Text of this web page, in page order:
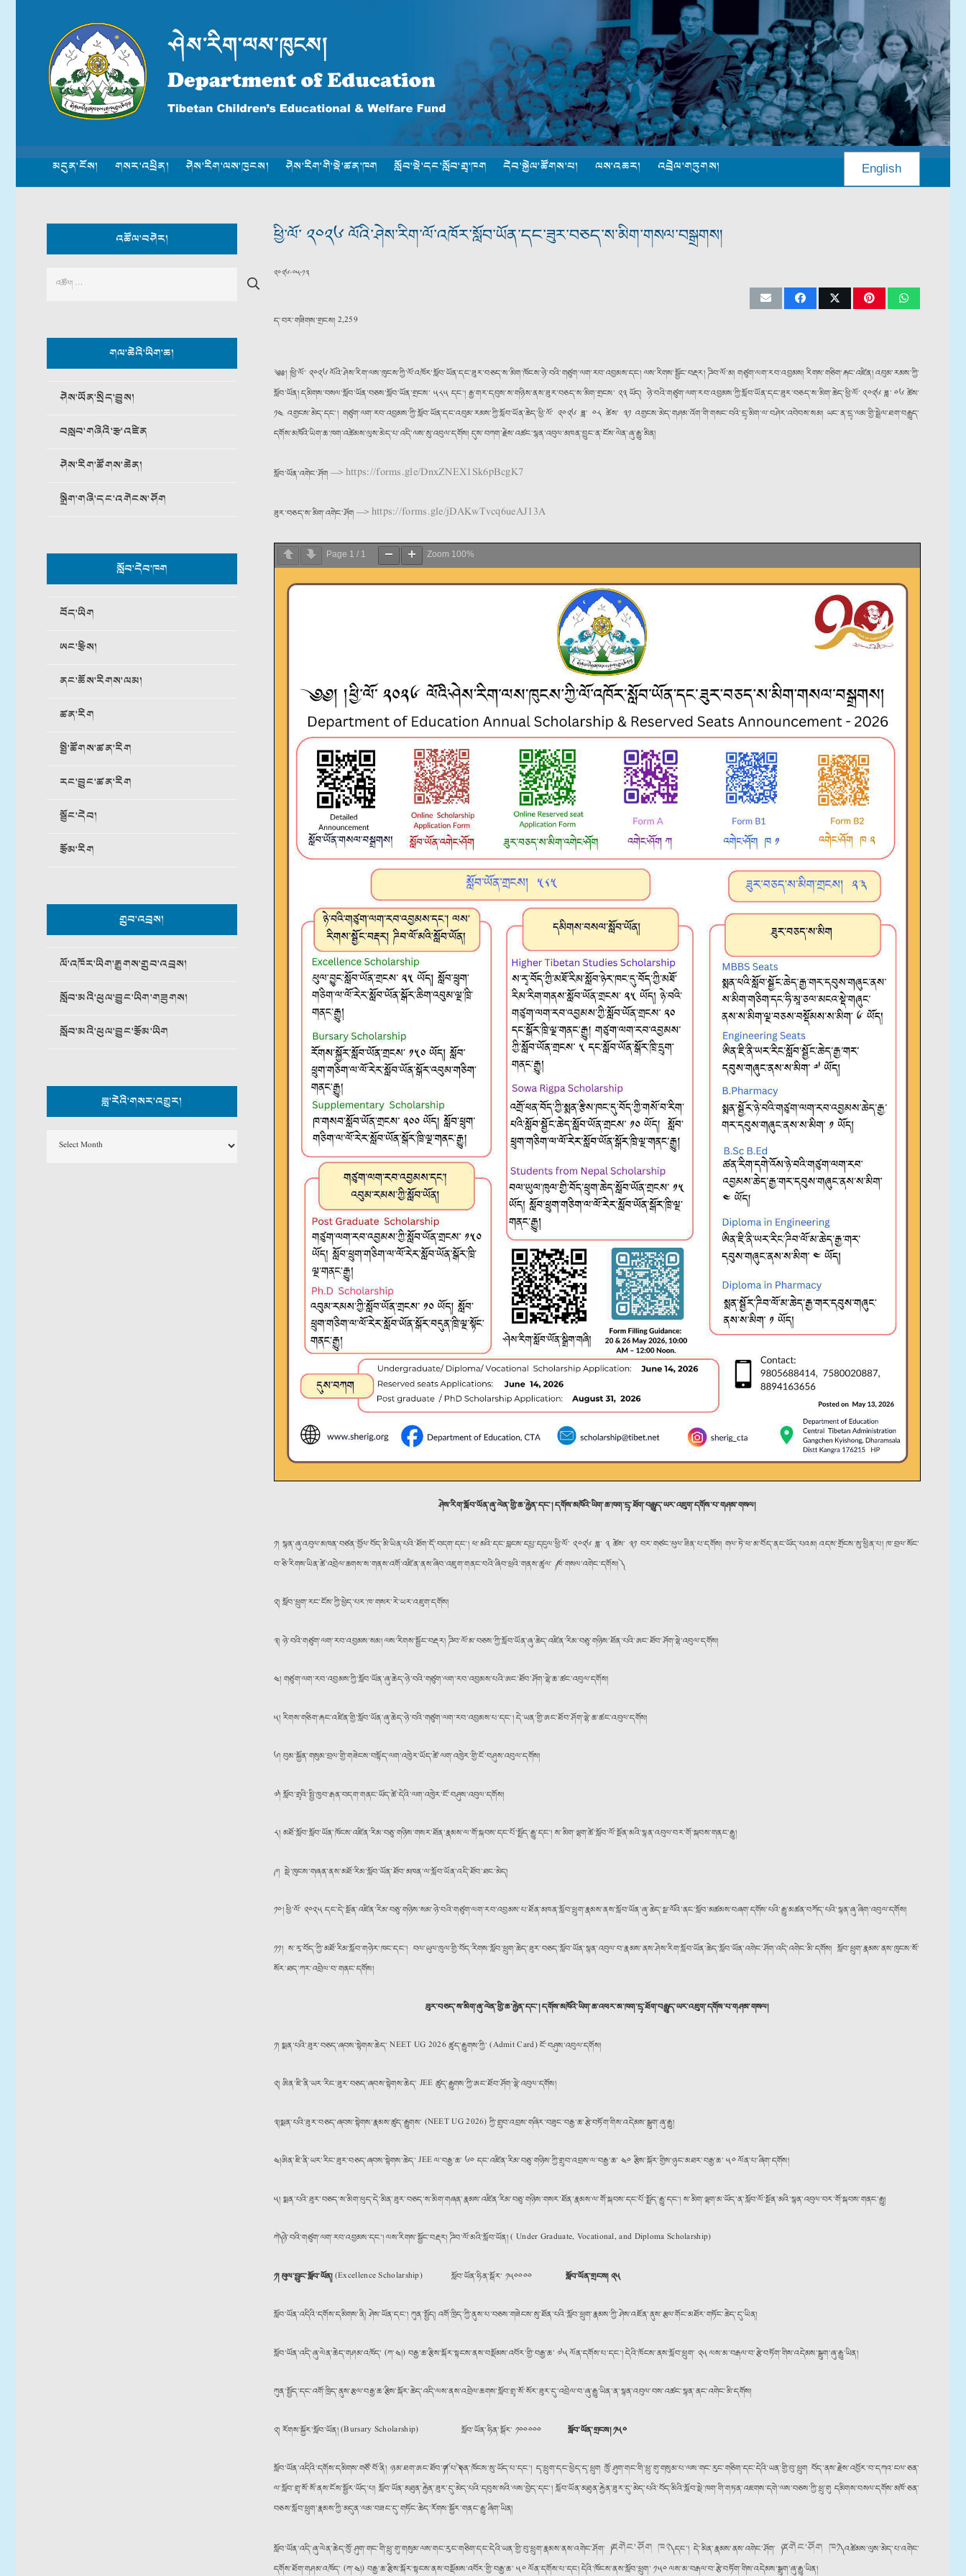
མདུན་ངོས། གསར་འཕྲིན། ཤེས་རིག་ལས་ཁུངས། ཤེས་རིག་གི་སྡེ་ཚན་ཁག སློབ་སྡེ་དང་སློབ་གྲྭ་ཁག དེབ་སྐྱེལ་ཚོགས་པ། ལས་འཆར། འབྲེལ་གཏུགས། English
འཚོལ་བཤེར།
Search
གལ་ཆེའི་ཡིག་ཆ།
ཤེས་ཡོན་སྲིད་བྱུས།
བསླབ་གཞིའི་རྩ་འཛིན
ཤེས་རིག་ཚོགས་ཆེན།
སྒྲིག་གཞི་དང་འགེངས་ཤོག
སློབ་དེབ་ཁག
བོད་ཡིག
ཨང་རྩིས།
ནང་ཆོས་རིགས་ལམ།
ཚན་རིག
སྤྱི་ཚོགས་ཚན་རིག
རང་བྱུང་ཚན་རིག
སྦྱོང་དེབ།
རྩོམ་རིག
གྲུབ་འབྲས།
ལོ་འཁོར་ཡིག་རྒྱུགས་གྲུབ་འབྲས།
སློབ་མའི་ཕུལ་བྱུང་ཡིག་གཟུགས།
སློབ་མའི་ཕུལ་བྱུང་རྩོམ་ཡིག
ཟླ་རེའི་གསར་འགྱུར།
ཕྱི་ལོ་ ༢༠༢༦ ལོའི་ཤེས་རིག་ལོ་འཁོར་སློབ་ཡོན་དང་ཟུར་བཅད་ས་མིག་གསལ་བསྒྲགས།
༢༠༢༦-༠༥-༡༣
ད་བར་གཟིགས་གྲངས། 2,259
༄༅། །ཕྱི་ལོ་ ༢༠༢༦ ལོའི་ཤེས་རིག་ལས་ཁུངས་ཀྱི་ལོ་འཁོར་སློབ་ཡོན་དང་ཟུར་བཅད་ས་མིག་ཁོངས་ཉེ་བའི་གཙུག་ལག་རབ་འབྱམས་དང། ལས་རིགས་སྦྱོང་བརྡར། ཌིབ་ལོ་མ། གཙུག་ལག་རབ་འབྱམས། རིགས་གཅིག་རྐང་འཛིན། འབུམ་རམས་ཀྱི་
སློབ་ཡོན། དམིགས་བསལ་སློབ་ཡོན་བཅས་སློབ་ཡོན་གྲངས་ ༥༨༥ དང་། རྒྱ་གར་དབུས་ས་གཉིས་ནས་ཟུར་བཅད་ས་མིག་གྲངས་ ༢༣ ཡོད། ཉེ་བའི་གཙུག་ལག་རབ་འབྱམས་ཀྱི་སློབ་ཡོན་དང་ཟུར་བཅད་ས་མིག་ཆེད་ཕྱི་ལོ་ ༢༠༢༦ ཟླ་ ༠༦ ཚེས་
༡༤ འགྱངས་མེད་དང་། གཙུག་ལག་རབ་འབྱམས་ཀྱི་སློབ་ཡོན་དང་འབུམ་རམས་ཀྱི་སློབ་ཡོན་ཆེད་ཕྱི་ལོ་ ༢༠༢༦ ཟླ་ ༠༨ ཚེས་ ༣༡ འགྱངས་མེད་གཤམ་འོག་གི་གསང་བའི་དྲྭ་མིག་ལ་བཤེར་འབེབས་སམ། ཡང་ན་དྲྭ་ལམ་གྱི་སྦྲེལ་ཐག་བརྒྱུད་
དགོས་མཁོའི་ཡིག་ཆ་ཁག་འཚེམས་ལུས་མེད་པ་འདི་ལས་སུ་འབུལ་དགོས། དུས་བཀག་རྗེས་འཚང་སྙན་འབུལ་མཁན་བྱུང་ན་ངོས་ལེན་ཞུ་རྒྱུ་མིན།
སློབ་ཡོན་འགེང་ཤོག —> https://forms.gle/DnxZNEX1Sk6pBcgK7
ཟུར་བཅད་ས་མིག་འགེང་ཤོག —> https://forms.gle/jDAKwTvcq6ueAJ13A
Page 1 / 1 Zoom 100%
ཤེས་རིག་སློབ་ཡོན་ཞུ་ལེན་གྱི་ཆ་རྐྱེན་དང་། དགོས་མཁོའི་ཡིག་ཆ་ཁག་དྲྭ་ཐོག་བརྒྱུད་ཡར་འཇུག་དགོས་པ་གཤམ་གསལ།
༡། སྙན་ཞུ་འབུལ་མཁན་བཙན་བྱོལ་བོད་མི་ཡིན་པའི་ཐོག་དོ་བདག་དང་། ཕ་མའི་དང་བླངས་དཔྱ་དངུལ་ཕྱི་ལོ་ ༢༠༢༦ ཟླ་ ༣ ཚེས་ ༣༡ བར་གཙང་ཕུལ་ཟིན་པ་དགོས། གལ་ཏེ་ཕ་མ་བོད་ནང་ཡོད་པའམ། འདས་གྲོངས་སུ་ཕྱིན་པ། ཁ་བྲལ་སོང་
བ་ཅི་རིགས་ཡིན་ཚེ་འབྲེལ་ཆགས་ས་གནས་འགོ་འཛིན་ནས་ཞིབ་འཇུག་གནང་བའི་ཞིབ་ཕྲའི་གནས་ཚུལ་ ༼ ཁ་གསལ་འགེང་དགོས། ༽
༢། སློབ་ཕྲུག་རང་ངོས་ཀྱི་ཕྱེད་པར་ཁ་གསར་རེ་ཡར་འཇུག་དགོས།
༣། ཉེ་བའི་གཙུག་ལག་རབ་འབྱམས་སམ། ལས་རིགས་སྦྱོང་བརྡར། ཌིབ་ལོ་མ་བཅས་ཀྱི་སློབ་ཡོན་ཞུ་ཆེད་འཛིན་རིམ་བཅུ་གཉིས་ཐོན་པའི་ཨང་ཐོབ་ཤོག་ལྷེ་འབུལ་དགོས།
༤། གཙུག་ལག་རབ་འབྱམས་ཀྱི་སློབ་ཡོན་ཞུ་ཆེད་ཉེ་བའི་གཙུག་ལག་རབ་འབྱམས་པའི་ཨང་ཐོབ་ཤོག་ལྷེ་ཆ་ཚང་འབུལ་དགོས།
༥། རིགས་གཅིག་རྐང་འཛིན་གྱི་སློབ་ཡོན་ཞུ་ཆེད་ཉེ་བའི་གཙུག་ལག་རབ་འབྱམས་པ་དང་། དེ་ཡན་གྱི་ཨང་ཐོབ་ཤོག་ལྷེ་ཆ་ཚང་འབུལ་དགོས།
༦། བུམ་སྐྱོན་གསུམ་བྲལ་གྱི་གཟེངས་བསྟོད་ལག་འཁྱེར་ཡོད་ཚེ་ལག་འཁྱེར་གྱི་ངོ་བཤུས་འབུལ་དགོས།
༧། སློབ་གྲྭའི་སྤྱི་ཁྱབ་རྒན་བདག་གནང་ཡོད་ཚེ་དེའི་ལག་འཁྱེར་ངོ་བཤུས་འབུལ་དགོས།
༨། མཐོ་སློབ་སློབ་ཡོན་ཁོངས་འཛིན་རིམ་བཅུ་གཉིས་གསར་ཐོན་རྣམས་ལ་གོ་སྐབས་དང་པོ་སྤྲོད་རྒྱུ་དང༌། ས་མིག་ལྷག་ཚེ་སློབ་ལོ་སྔོན་མའི་སྙན་འབུལ་བར་གོ་སྐབས་གནང་རྒྱུ།
༩། སྡེ་ཁུངས་གཞན་ནས་མཐོ་རིམ་སློབ་ཡོན་ཐོབ་མཁན་ལ་སློབ་ཡོན་འདི་ཐོབ་ཐང་མེད།
༡༠། ཕྱི་ལོ་ ༢༠༢༥ དང་དེ་སྔོན་འཛིན་རིམ་བཅུ་གཉིས་སམ་ཉེ་བའི་གཙུག་ལག་རབ་འབྱམས་པ་ཐོན་མཁན་སློབ་ཕྲུག་རྣམས་ནས་སློབ་ཡོན་ཞུ་ཆེད་སྔ་ལོའི་ནང་སློབ་མཚམས་བཞག་དགོས་པའི་རྒྱུ་མཚན་བཀོད་པའི་སྙན་ཞུ་ཞིག་འབུལ་དགོས།
༡༡། ས་རཱ་བོད་ཀྱི་མཐོ་རིམ་སློབ་གཉེར་ཁང་དང་། བལ་ཡུལ་ཁུལ་གྱི་བོད་རིགས་སློབ་ཕྲུག་ཆེད་ཟུར་བཅད་སློབ་ཡོན་སྙན་འབུལ་བ་རྣམས་ནས་ཤེས་རིག་སློབ་ཡོན་ཆེད་སློབ་ཡོན་འགེང་ཤོག་འདི་འགེང་མི་དགོས། སློབ་ཕྲུག་རྣམས་ནས་ཁུངས་སོ་
སོར་ཐད་ཀར་འབྲེལ་བ་གནང་དགོས།
ཟུར་བཅད་ས་མིག་ཞུ་ལེན་གྱི་ཆ་རྐྱེན་དང་། དགོས་མཁོའི་ཡིག་ཆ་འཕར་མ་ཁག་དྲྭ་ཐོག་བརྒྱུད་ཡར་འཇུག་དགོས་པ་གཤམ་གསལ།
༡། སྨན་པའི་ཟུར་བཅད་ཞབས་སྟེགས་ཆེད་ NEET UG 2026 ཚུད་རྒྱུགས་ཀྱི་ (Admit Card) ངོ་བཤུས་འབུལ་དགོས།
༢། ཨིན་ཇི་ནི་ཡར་རིང་ཟུར་བཅད་ཞབས་སྟེགས་ཆེད་ JEE ཚུད་རྒྱུགས་ཀྱི་ཨང་ཐོབ་ཤོག་ལྷེ་འབུལ་དགོས།
༣།སྨན་པའི་ཟུར་བཅད་ཞབས་སྟེགས་རྣམས་ཚུད་རྒྱུགས་ (NEET UG 2026) ཀྱི་གྲུབ་འབྲས་གཞིར་བཟུང་བརྒྱ་ཆ་རྩེ་བཏོག་གིས་འདེམས་སྒྲུག་ཞུ་རྒྱུ།
༤།ཨིན་ཇི་ནི་ཡར་རིང་ཟུར་བཅད་ཞབས་སྟེགས་ཆེད་ JEE ལ་བརྒྱ་ཆ་ ༦༠ དང་འཛིན་རིམ་བཅུ་གཉིས་ཀྱི་གྲུབ་འབྲས་ལ་བརྒྱ་ཆ་ ༤༠ རྩིས་སྐོར་གྱིས་ཉུང་མཐར་བརྒྱ་ཆ་ ༥༠ ལོན་པ་ཞིག་དགོས།
༥། སྨན་པའི་ཟུར་བཅད་ས་མིག་ཕུད་དེ་མིན་ཟུར་བཅད་ས་མིག་གཞན་རྣམས་འཛིན་རིམ་བཅུ་གཉིས་གསར་ཐོན་རྣམས་ལ་གོ་སྐབས་དང་པོ་སྤྲོད་རྒྱུ་དང༌། ས་མིག་ལྷག་མ་ཡོད་ན་སློབ་ལོ་སྔོན་མའི་སྙན་འབུལ་བར་གོ་སྐབས་གནང་རྒྱུ།
ཀ༽ ཉེ་བའི་གཙུག་ལག་རབ་འབྱམས་དང་། ལས་རིགས་སྦྱོང་བརྡར། ཌིབ་ལོ་མའི་སློབ་ཡོན། ( Under Graduate, Vocational, and Diploma Scholarship)
༡།ཕུལ་བྱུང་སློབ་ཡོན།(Excellence Scholarship) སློབ་ཡོན་ཧིན་སྒོར་ ༡༥༠༠༠༠ སློབ་ཡོན་གྲངས། ༢༥
སློབ་ཡོན་འདིའི་དགོས་དམིགས་ནི། ཤེས་ཡོན་དང་། ཀུན་སྤྱོད། འགོ་ཁྲིད་ཀྱི་ནུས་པ་བཅས་གཟེངས་སུ་ཐོན་པའི་སློབ་ཕྲུག་རྣམས་ཀྱི་ཤེས་འཇོན་ནུས་རྩལ་གོང་མཐོར་གཏོང་ཆེད་དུ་ཡིན།
སློབ་ཡོན་འདི་ཞུ་ལེན་ཆེད་གཤམ་འཁོད་ (ཀ་༤།) བརྒྱ་ཆ་རྩིས་སྐོར་སྟངས་ནས་བསྡོམས་འབོར་གྱི་བརྒྱ་ཆ་ ༧༥ ལོན་དགོས་པ་དང་། དེའི་ཁོངས་ནས་སློབ་ཕྲུག་ ༢༥ ལས་མ་བརྒལ་བ་རྩེ་བཏོག་གིས་འདེམས་སྒྲུག་ཞུ་རྒྱུ་ཡིན།
ཀུན་སྤྱོད་དང་འགོ་ཁྲིད་ནུས་རྩལ་བརྒྱ་ཆ་རྩིས་སྐོར་ཆེད་འདི་ལས་ནས་འབྲེལ་ཆགས་སློབ་གྲྭ་སོ་སོར་ཟུར་དུ་འབྲེལ་བ་ཞུ་རྒྱུ་ཡིན་ན་སྙན་འབུལ་བས་འཚང་སྙན་ནང་འགེང་མི་དགོས།
༢། རོགས་སྐྱོར་སློབ་ཡོན། (Bursary Scholarship) སློབ་ཡོན་ཧིན་སྒོར་ ༡༠༠༠༠༠ སློབ་ཡོན་གྲངས། ༡༥༠
སློབ་ཡོན་འདིའི་དགོས་དམིགས་གཙོ་བོ་ནི། ཉམ་ཐག་ཨང་ཐོབ་༼ག་པ་༽ཅན་ཁོངས་སུ་ཡོད་པ་དང་། དྭ་ཕྲུག་དང་ཕྱེད་དྭ་ཕྲུག ཁྱོ་ཤུག་གང་གི་ཕྲུ་གུ་གསུམ་པ་ལས་གང་རུང་གཅིག་དང་དེའི་ཡན་གྱི་བུ་ཕྲུག བོད་ནས་རྗེས་འབྱོར་བ་དཀའ་ངལ་ཅན་
ལ་སློབ་གྲྭ་སོ་སོ་ནས་ངོས་སྦྱོར་ཡོད་པ། སློབ་ཡོན་མཐུན་རྐྱེན་ཟུར་དུ་མེད་པའི་དབུས་སའི་ལས་བྱེད་དང་། སློབ་ཡོན་མཐུན་རྐྱེན་ཟུར་དུ་མེད་པའི་བོད་མིའི་སློབ་སྡེ་ཁག་གི་གཏན་འཇགས་དགེ་ལས་བཅས་ཀྱི་ཕྲུ་གུ དམིགས་བསལ་དགོས་མཁོ་ཅན་
བཅས་སློབ་ཕྲུག་རྣམས་ཀྱི་མདུན་ལམ་བཟང་དུ་གཏོང་ཆེད་རོགས་སྐྱོར་གནང་རྒྱུ་ཞིག་ཡིན།
སློབ་ཡོན་འདི་ཞུ་ལེན་ཆེད་ཁྱོ་ཤུག་གང་གི་ཕྲུ་གུ་གསུམ་ལས་གང་རུང་གཅིག་དང་དེའི་ཡན་གྱི་བུ་ཕྲུག་རྣམས་ནས་འགེང་ཤོག་ ༼ འགེང་ཤོག ཁ༢༽ དང་། དེ་མིན་རྣམས་ནས་འགེང་ཤོག་ ༼ འགེང་ཤོག ཁ༡༽ འཚེམས་ལུས་མེད་པ་འགེང་
དགོས་ཐོག་གཤམ་འཁོད་ (ཀ་༤།) བརྒྱ་ཆ་རྩིས་སྐོར་སྟངས་ནས་བསྡོམས་འབོར་གྱི་བརྒྱ་ཆ་ ༥༠ ལོན་དགོས་པ་དང། དེའི་ཁོངས་ནས་སློབ་ཕྲུག་ ༡༥༠ ལས་མ་བརྒལ་བ་རྩེ་བཏོག་གིས་འདེམས་སྒྲུག་ཞུ་རྒྱུ་ཡིན།